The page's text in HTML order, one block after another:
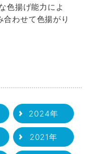
色揚げ能力によ
合わせて色揚がり
2024年
2021年